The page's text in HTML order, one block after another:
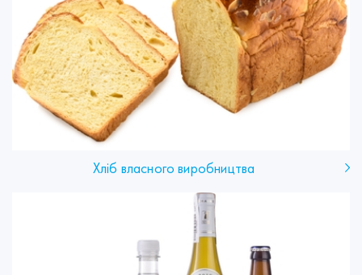
Хліб власного виробництва